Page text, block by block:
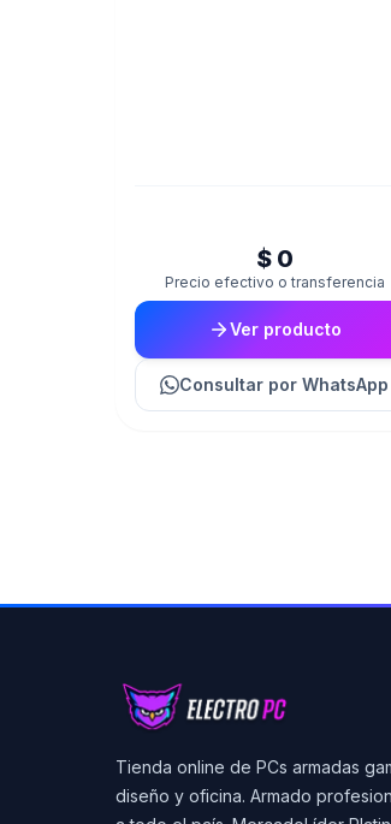
$ 0
Precio efectivo o transferencia
Ver producto
Consultar por WhatsApp
Tienda online de PCs armadas
diseño y oficina. Armado